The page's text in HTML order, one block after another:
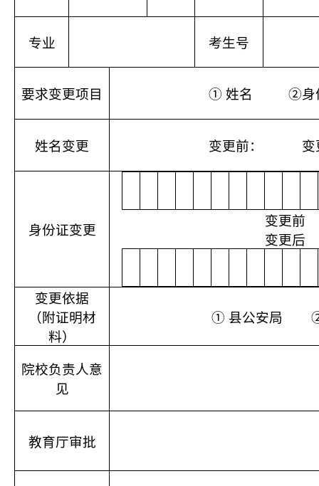
专业 考生号
要求变更项目 ① 姓名 ②身
姓名变更 变更前： 变
身份证变更
变更前
变更后
变更依据
（附证明材
料）
① 县公安局
院校负责人意
见
教育厅审批